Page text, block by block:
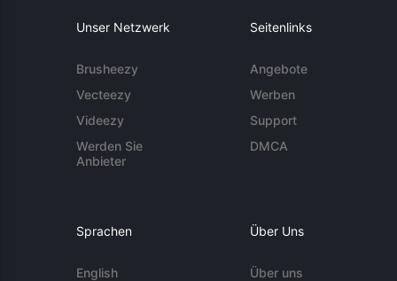
Unser Netzwerk
Brusheezy
Vecteezy
Videezy
Werden Sie
Anbieter
Seitenlinks
Angebote
Werben
Support
DMCA
Sprachen
English
Über Uns
Über uns